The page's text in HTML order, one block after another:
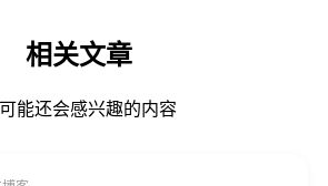
相关文章
能还会感兴趣的内容